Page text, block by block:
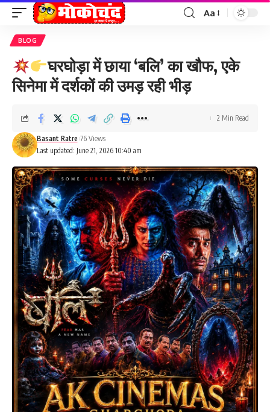
Font
Aa
BLOG
घरघोड़ा में छाया ‘बलि’ का खौफ, एके
सिनेमा में दर्शकों की उमड़ रही भीड़
Last updated: June 21, 2026 10:40 am
Basant Ratre 76 Views
2 Min Read